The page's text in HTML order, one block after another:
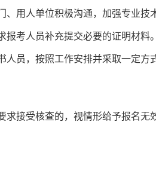
用人单位积极沟通，加强专业技
考人员补充提交必要的证明材料
员，按照工作安排并采取一定方
接受核查的，视情形给予报名无